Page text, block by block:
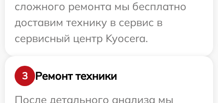
сложного ремонта мы бесплатно
доставим технику в сервис в
сервисный центр Kyocera.
3
Ремонт техники
После детального анализа мы